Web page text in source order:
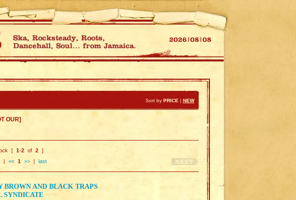
Sort by PRICE | NEW
OUR]
[ 1-2 of 2 ]
| << 1 >>| last
BROWN AND BLACK TRAPS
SYNDICATE